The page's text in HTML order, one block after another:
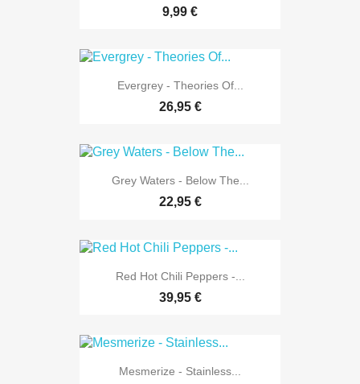
9,99 €
Evergrey - Theories Of...
26,95 €
Grey Waters - Below The...
22,95 €
Red Hot Chili Peppers -...
39,95 €
Mesmerize - Stainless...